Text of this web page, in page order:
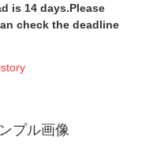
is 14 days.Please
check the deadline
プル画像